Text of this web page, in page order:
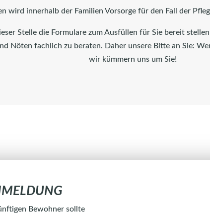
wird innerhalb der Familien Vorsorge für den Fall der
Stelle die Formulare zum Ausfüllen für Sie bereit
Nöten fachlich zu beraten. Daher unsere Bitte an Sie:
wir kümmern uns um Sie!
Bewohner sollte